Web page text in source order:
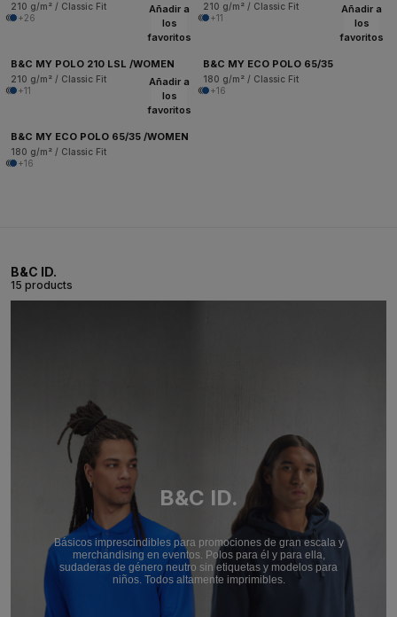
210 g/m² / Classic Fit
+26
210 g/m² / Classic Fit
+11
Añadir a
los
favoritos
B&C MY POLO 210 LSL /WOMEN
210 g/m² / Classic Fit
+11
Añadir a
los
favoritos
B&C MY ECO POLO 65/35
180 g/m² / Classic Fit
+16
Añadir a
los
favoritos
B&C MY ECO POLO 65/35 /WOMEN
180 g/m² / Classic Fit
+16
B&C ID.
15 products
B&C ID.
Básicos imprescindibles para promociones de gran escala y
merchandising en eventos. Polos para él y para ella,
sudaderas de género neutro sin etiquetas y modelos para
niños. Todos altamente imprimibles.